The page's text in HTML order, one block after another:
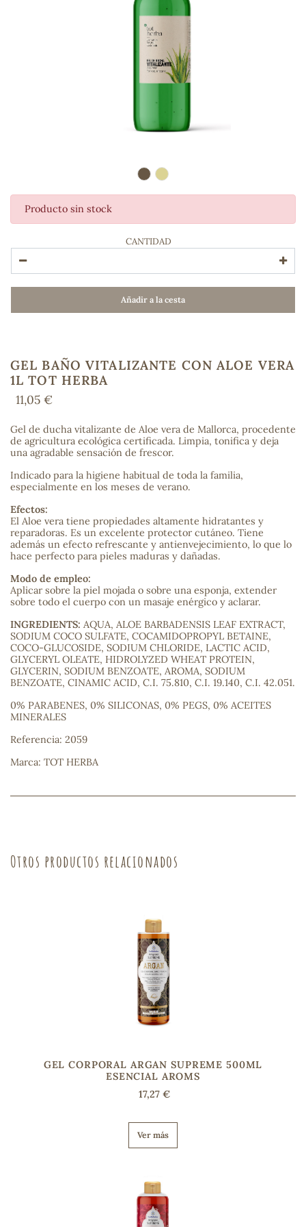
Producto sin stock
CANTIDAD
Añadir a la cesta
GEL BAÑO VITALIZANTE CON ALOE VERA
1L TOT HERBA
11,05 €
Gel de ducha vitalizante de Aloe vera de Mallorca, procedente
de agricultura ecológica certificada. Limpia, tonifica y deja
una agradable sensación de frescor.
Indicado para la higiene habitual de toda la familia,
especialmente en los meses de verano.
Efectos:
El Aloe vera tiene propiedades altamente hidratantes y
reparadoras. Es un excelente protector cutáneo. Tiene
además un efecto refrescante y antienvejecimiento, lo que lo
hace perfecto para pieles maduras y dañadas.
Modo de empleo:
Aplicar sobre la piel mojada o sobre una esponja, extender
sobre todo el cuerpo con un masaje enérgico y aclarar.
INGREDIENTS: AQUA, ALOE BARBADENSIS LEAF EXTRACT,
SODIUM COCO SULFATE, COCAMIDOPROPYL BETAINE,
COCO-GLUCOSIDE, SODIUM CHLORIDE, LACTIC ACID,
GLYCERYL OLEATE, HIDROLYZED WHEAT PROTEIN,
GLYCERIN, SODIUM BENZOATE, AROMA, SODIUM
BENZOATE, CINAMIC ACID, C.I. 75.810, C.I. 19.140, C.I. 42.051.
0% PARABENES, 0% SILICONAS, 0% PEGS, 0% ACEITES
MINERALES
Referencia: 2059
Marca: TOT HERBA
Otros productos relacionados
GEL CORPORAL ARGAN SUPREME 500ML
ESENCIAL AROMS
17,27 €
Ver más